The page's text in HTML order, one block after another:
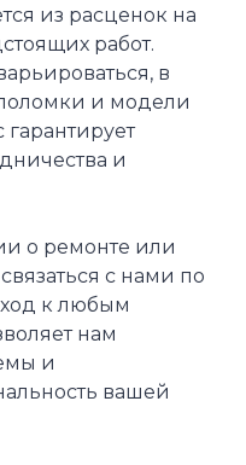
из расценок на
работ.
в
и модели
и
о ремонте или
с нами по
к любым
нам
и
вашей